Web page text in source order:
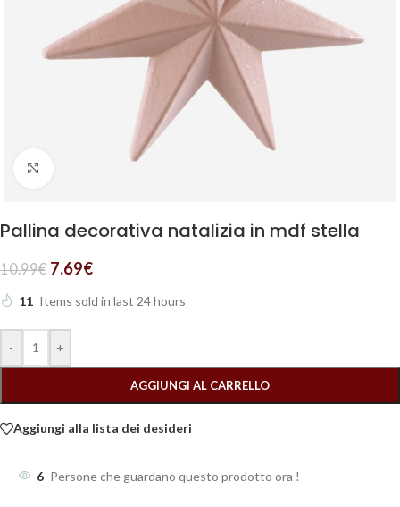
Pallina decorativa natalizia in mdf stella
10.99€ 7.69€
11 Items sold in last 24 hours
- +
AGGIUNGI AL CARRELLO
Aggiungi alla lista dei desideri
6 Persone che guardano questo prodotto ora !